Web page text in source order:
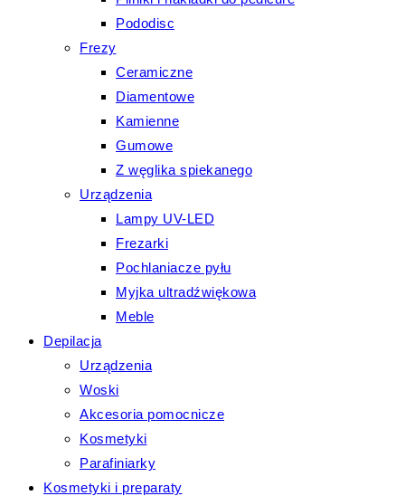
Pododisc
Frezy
Ceramiczne
Diamentowe
Kamienne
Gumowe
Z węglika spiekanego
Urządzenia
Lampy UV-LED
Frezarki
Pochlaniacze pyłu
Myjka ultradźwiękowa
Meble
Depilacja
Urządzenia
Woski
Akcesoria pomocnicze
Kosmetyki
Parafiniarky
Kosmetyki i preparaty